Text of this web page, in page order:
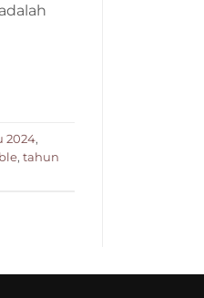
2024,
, tahun